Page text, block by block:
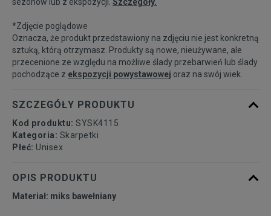
sezonów lub z ekspozycji. Szczegóły.
*Zdjęcie poglądowe
Oznacza, że produkt przedstawiony na zdjęciu nie jest konkretną
sztuką, którą otrzymasz. Produkty są nowe, nieużywane, ale
przecenione ze względu na możliwe ślady przebarwień lub ślady
pochodzące z ekspozycji powystawowej oraz na swój wiek.
SZCZEGÓŁY PRODUKTU
Kod produktu: SYSK4115
Kategoria: Skarpetki
Płeć: Unisex
OPIS PRODUKTU
Materiał: miks bawełniany